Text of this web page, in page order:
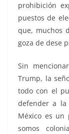
prohibición
puestos de
que, muchos
goza de dese
Sin
Trump, la
todo con el
defender a la
México es un
somos